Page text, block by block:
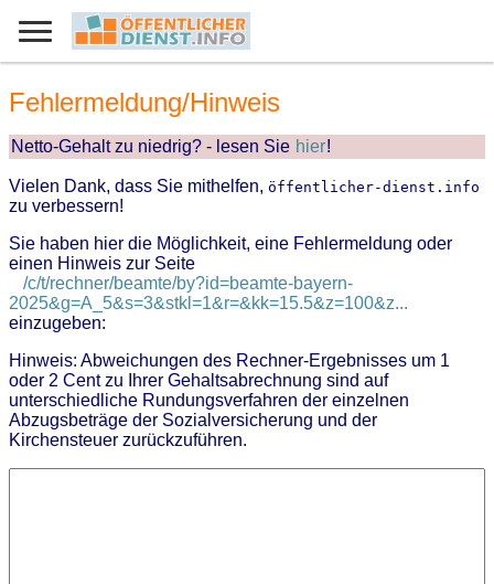
Fehlermeldung/Hinweis
Netto-Gehalt zu niedrig? - lesen Sie hier!
Vielen Dank, dass Sie mithelfen, öffentlicher-dienst.info
zu verbessern!
Sie haben hier die Möglichkeit, eine Fehlermeldung oder
einen Hinweis zur Seite
/c/t/rechner/beamte/by?id=beamte-bayern-
2025&g=A_5&s=3&stkl=1&r=&kk=15.5&z=100&z...
einzugeben:
Hinweis: Abweichungen des Rechner-Ergebnisses um 1
oder 2 Cent zu Ihrer Gehaltsabrechnung sind auf
unterschiedliche Rundungsverfahren der einzelnen
Abzugsbeträge der Sozialversicherung und der
Kirchensteuer zurückzuführen.